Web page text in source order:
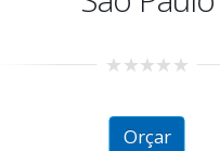
of
Orçar